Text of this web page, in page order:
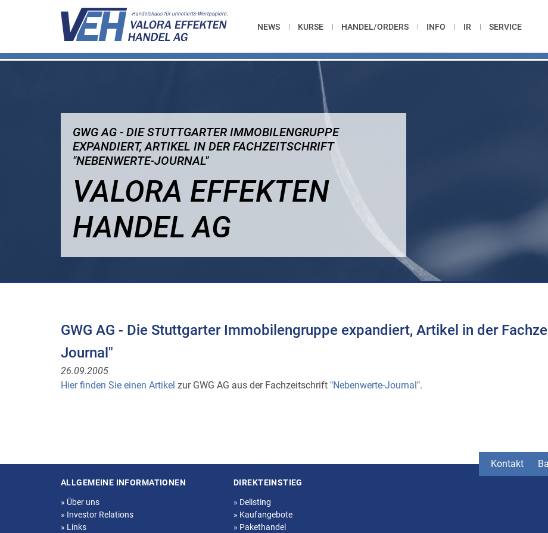
NEWS KURSE HANDEL/ORDERS INFO IR SERVICE
GWG AG - DIE STUTTGARTER IMMOBILENGRUPPE
EXPANDIERT, ARTIKEL IN DER FACHZEITSCHRIFT
"NEBENWERTE-JOURNAL"
VALORA EFFEKTEN
HANDEL AG
GWG AG - Die Stuttgarter Immobilengruppe expandiert, Artikel in der
Journal"
26.09.2005
Hier finden Sie einen Artikel zur GWG AG aus der Fachzeitschrift "Nebenwerte-Journal".
Kontakt
Seitenstruktur
ALLGEMEINE INFORMATIONEN
» Über uns
» Investor Relations
» Links
DIREKTEINSTIEG
» Delisting
» Kaufangebote
» Pakethandel